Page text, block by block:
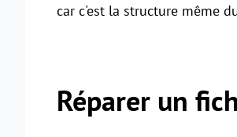
car c'est la structure même
Réparer un